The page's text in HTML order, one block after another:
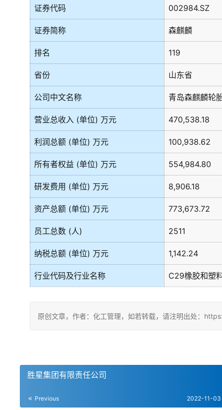
证券代码 002984.SZ
证券简称 森麒麟
排名 119
省份 山东省
公司中文名称 青岛森麒麟轮
营业总收入 (单位) 万元 470,538.18
利润总额 (单位) 万元 100,938.62
所有者权益 (单位) 万元 554,984.80
研发费用 (单位) 万元 8,906.18
资产总额 (单位) 万元 773,673.72
员工总数 (人) 2511
纳税总额 (单位) 万元 1,142.24
行业代码及行业名称 C29橡胶和塑
原创文章，作者：化工管理，如若转载，请注明出处：
胜星集团有限责任公司
Previous 2022-11-03